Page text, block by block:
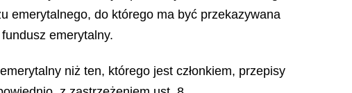
emerytalnego, do którego ma być przekazywana
emerytalny.
niż ten, którego jest członkiem, przepisy